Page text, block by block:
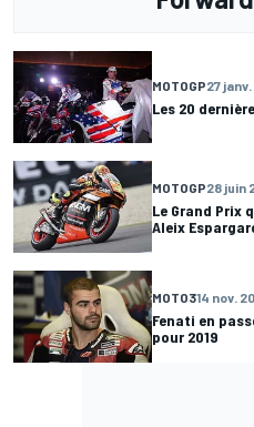
MOTOGP27
Les 20
MOTOGP28 juin
Le Grand Prix
Aleix
MOTO314 nov.
Fenati en
pour 2019